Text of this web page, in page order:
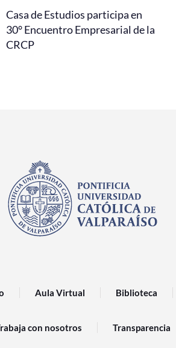
Casa de Estudios participa en
30° Encuentro Empresarial de la
CRCP
Aula Virtual Biblioteca
con nosotros Transparencia